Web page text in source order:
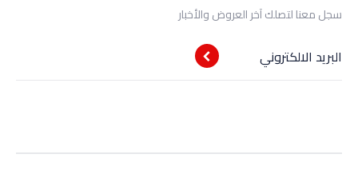
سجل معنا لتصلك آخر العروض والأخبار
البريد الالكتروني